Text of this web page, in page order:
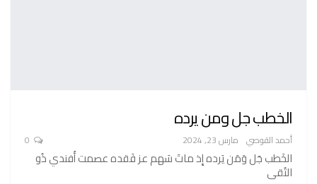
الخطب جل ومن يرده
أحمد القوصي مارس 23, 2024
الخَطب جَل وَمَن يَرده إِذ ماتَ سَهم عز فَقده عصمت أَفندي ذُو
التُقى